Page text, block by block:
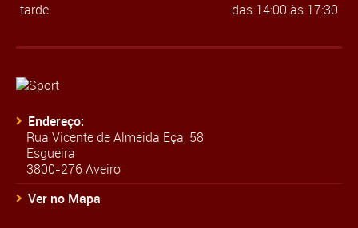
tarde
das 14:00 às 17:30
Endereço:
Rua Vicente de Almeida Eça, 58
Esgueira
3800-276 Aveiro
Ver no Mapa